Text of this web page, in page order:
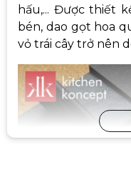
hấu,... Được thiết
bén, dao gọt hoa
vỏ trái cây trở nên